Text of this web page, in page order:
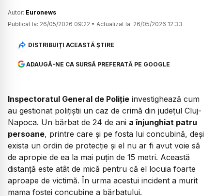
Autor: Euronews
Publicat la: 26/05/2026 09:22 • Actualizat la: 26/05/2026 12:33
DISTRIBUIȚI ACEASTĂ ȘTIRE
ADAUGĂ-NE CA SURSĂ PREFERATĂ PE GOOGLE
Inspectoratul General de Poliție investighează cum
au gestionat polițiștii un caz de crimă din județul Cluj-
Napoca. Un bărbat de 24 de ani a înjunghiat patru
persoane, printre care și pe fosta lui concubină, deși
exista un ordin de protecție și el nu ar fi avut voie să
de apropie de ea la mai puțin de 15 metri. Această
distanță este atât de mică pentru că el locuia foarte
aproape de victimă. În urma acestui incident a murit
mama fostei concubine a bărbatului.